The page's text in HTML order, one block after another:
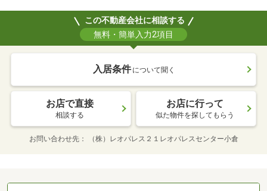
この不動産会社に相談する
無料・簡単入力2項目
入居条件 について聞く
お店で直接
相談する
お店に行って
似た物件を探してもらう
お問い合わせ先 （株）レオパレス２１レオパレスセンター小倉